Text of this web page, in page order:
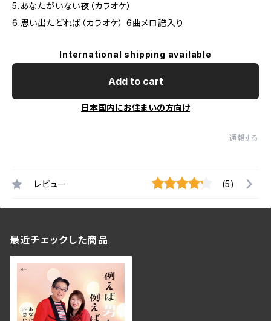
5.あなたがいない夜（カラオケ）
6.思い出たどれば（カラオケ） 6曲メロ譜入り
International shipping available
Add to cart
日本国内にお住まいの方向け
通報する
レビュー (5)
最近チェックした商品